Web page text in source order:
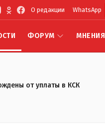
О редакции WhatsApp
ФОРУМ МНЕНИЯ
от уплаты в КСК